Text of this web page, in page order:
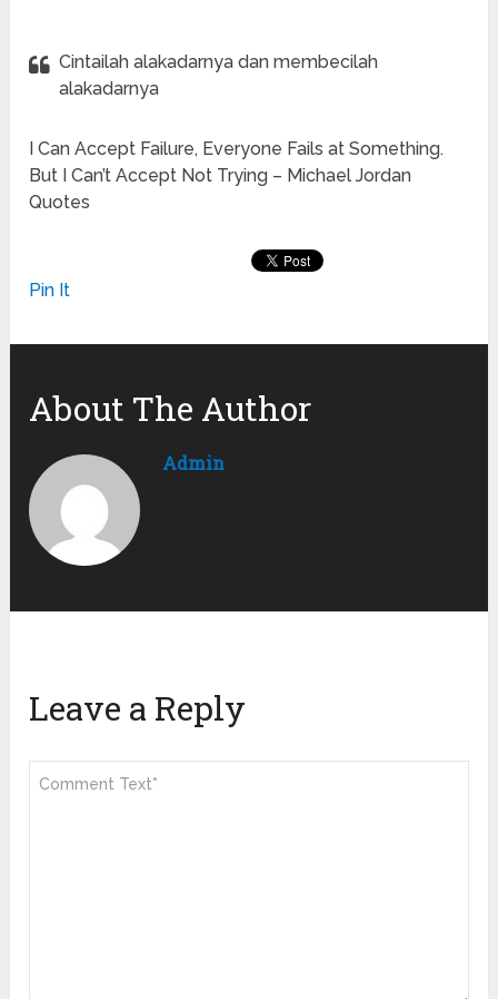
Cintailah alakadarnya dan membecilah
alakadarnya
I Can Accept Failure, Everyone Fails at Something.
But I Can’t Accept Not Trying – Michael Jordan
Quotes
Pin It
About The Author
Admin
Leave a Reply